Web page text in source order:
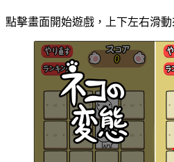
點擊畫面開始遊戲，上下左右滑